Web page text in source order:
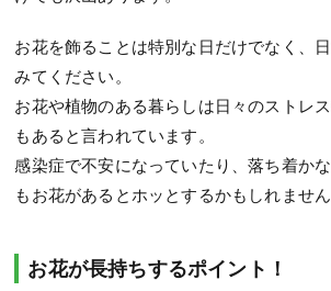
お花を飾ることは特別な日だけでなく、
みてください。
お花や植物のある暮らしは日々のストレ
もあると言われています。
感染症で不安になっていたり、落ち着か
もお花があるとホッとするかもしれません
お花が長持ちするポイント！